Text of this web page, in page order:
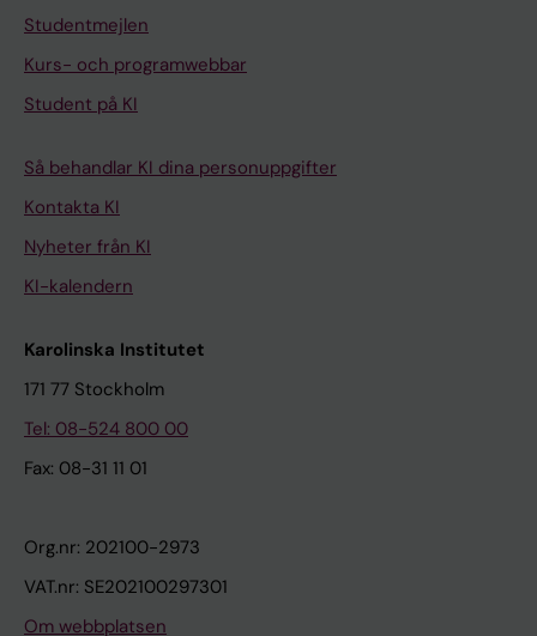
Studentmejlen
Kurs- och programwebbar
Student på KI
Så behandlar KI dina personuppgifter
Kontakta KI
Nyheter från KI
KI-kalendern
Karolinska Institutet
171 77 Stockholm
Tel: 08-524 800 00
Fax: 08-31 11 01
Org.nr: 202100-2973
VAT.nr: SE202100297301
Om webbplatsen